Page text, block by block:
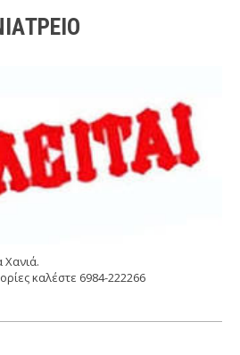
Χανιά.
καλέστε 6984-222266